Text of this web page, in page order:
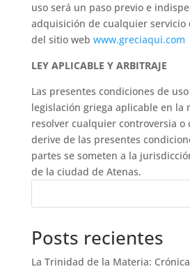
uso será un paso previo e
adquisición de cualquier servicio
del sitio web www.greciaqui.com
LEY APLICABLE Y ARBITRAJE
Las presentes condiciones de
legislación griega aplicable en la
resolver cualquier controversia o
derive de las presentes
partes se someten a la
de la ciudad de Atenas.
Posts recientes
La Trinidad de la Materia: